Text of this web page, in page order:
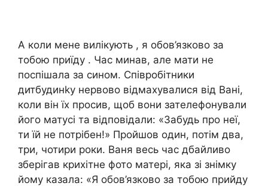
А коли мене вилікують , я обов’язково за
тобою приїду . Час минав, але мати не
поспішала за сином. Співробітники
дитбудинkу нервово відмахувалися від Вані,
коли він їх просив, щоб вони зателефонували
його матусі та відповідали: «Забудь про неї,
ти їй не потрібен!» Пройшов один, потім два,
три, чотири роки. Ваня весь час дбайливо
зберігав крихітне фото матері, яка зі знімку
йому казала: «Я обов’язково за тобою прийду